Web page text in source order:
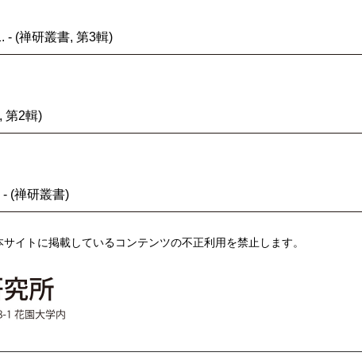
- (禅研叢書, 第3輯)
第2輯)
(禅研叢書)
イトに掲載しているコンテンツの不正利用を禁止します。